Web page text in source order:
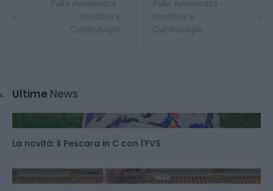
Ultime News
La novità: il Pescara in C con l'FVS